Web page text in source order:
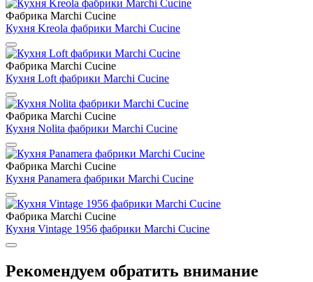
Фабрика Marchi Cucine
Кухня Kreola фабрики Marchi Cucine
Фабрика Marchi Cucine
Кухня Loft фабрики Marchi Cucine
Фабрика Marchi Cucine
Кухня Nolita фабрики Marchi Cucine
Фабрика Marchi Cucine
Кухня Panamera фабрики Marchi Cucine
Фабрика Marchi Cucine
Кухня Vintage 1956 фабрики Marchi Cucine
Рекомендуем обратить внимание